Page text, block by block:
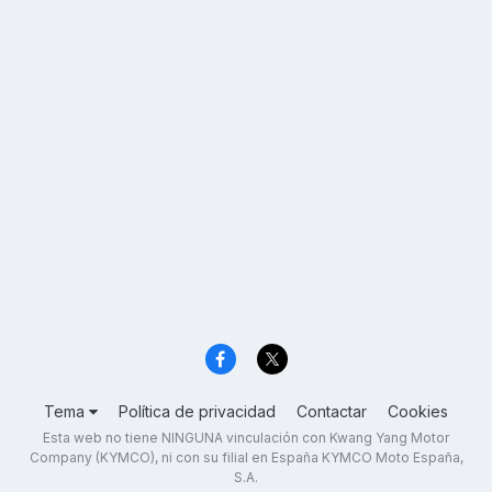
Tema Política de privacidad Contactar Cookies
Esta web no tiene NINGUNA vinculación con Kwang Yang Motor
Company (KYMCO), ni con su filial en España KYMCO Moto España,
S.A.